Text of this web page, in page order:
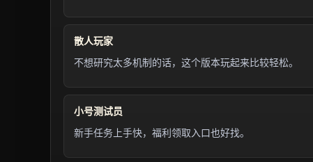
散人玩家
不想研究太多机制的话，这个版本玩起来比较轻松。
小号测试员
新手任务上手快，福利领取入口也好找。